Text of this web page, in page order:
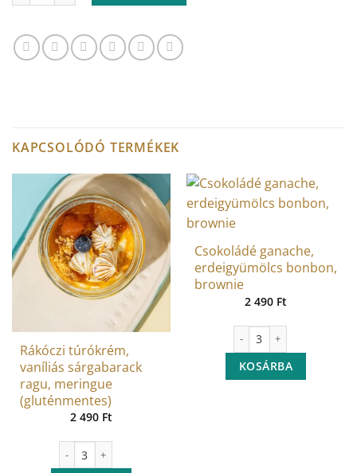
KAPCSOLÓDÓ TERMÉKEK
Rákóczi túrókrém,
vaníliás sárgabarack
ragu, meringue
(gluténmentes)
2 490 Ft
Csokoládé ganache,
erdeigyümölcs bonbon,
brownie
2 490 Ft
Csokoládé ganache,
KOSÁRBA